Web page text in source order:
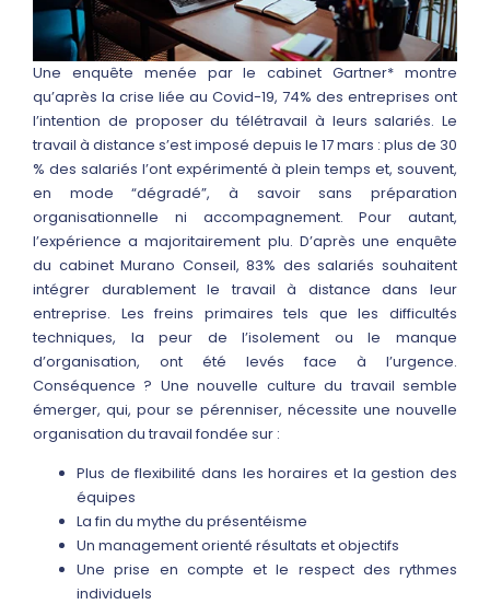
Une enquête menée par le cabinet Gartner* montre
qu’après la crise liée au Covid-19, 74% des entreprises ont
l’intention de proposer du télétravail à leurs salariés. Le
travail à distance s’est imposé depuis le 17 mars : plus de 30
% des salariés l’ont expérimenté à plein temps et, souvent,
en mode “dégradé”, à savoir sans préparation
organisationnelle ni accompagnement. Pour autant,
l’expérience a majoritairement plu. D’après une enquête
du cabinet Murano Conseil, 83% des salariés souhaitent
intégrer durablement le travail à distance dans leur
entreprise. Les freins primaires tels que les difficultés
techniques, la peur de l’isolement ou le manque
d’organisation, ont été levés face à l’urgence.
Conséquence ? Une nouvelle culture du travail semble
émerger, qui, pour se pérenniser, nécessite une nouvelle
organisation du travail fondée sur :
Plus de flexibilité dans les horaires et la gestion des
équipes
La fin du mythe du présentéisme
Un management orienté résultats et objectifs
Une prise en compte et le respect des rythmes
individuels